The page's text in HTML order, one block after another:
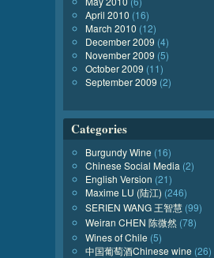
April 2010 (16)
March 2010 (12)
December 2009 (4)
November 2009 (5)
October 2009 (11)
September 2009 (2)
Categories
Burgundy Wine (16)
Chinese Social Media (2)
English Version (21)
Maxime LU (陆江) (246)
SERIEN WANG 王智慧 (99)
Weiran CHEN 陈微然 (78)
Wines of Chile (5)
中国葡萄酒Chinese wine (26)